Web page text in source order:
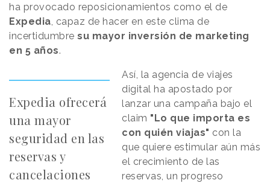
ha provocado reposicionamientos como el de
Expedia, capaz de hacer en este clima de
incertidumbre su mayor inversión de marketing
en 5 años.
Expedia ofrecerá
una mayor
seguridad en las
reservas y
cancelaciones
Así, la agencia de viajes
digital ha apostado por
lanzar una campaña bajo el
claim "Lo que importa es
con quién viajas" con la
que quiere estimular aún más
el crecimiento de las
reservas, un progreso